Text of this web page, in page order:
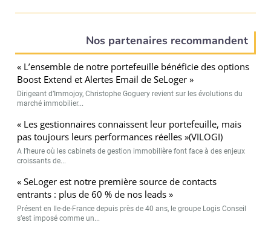
Nos partenaires recommandent
« L’ensemble de notre portefeuille bénéficie des options
Boost Extend et Alertes Email de SeLoger »
Dirigeant d’Immojoy, Christophe Goguery revient sur les évolutions du
marché immobilier...
« Les gestionnaires connaissent leur portefeuille, mais
pas toujours leurs performances réelles »(VILOGI)
A l’heure où les cabinets de gestion immobilière font face à des enjeux
croissants de...
« SeLoger est notre première source de contacts
entrants : plus de 60 % de nos leads »
Présent en Ile-de-France depuis près de 40 ans, le groupe Logis Conseil
s’est imposé comme un...